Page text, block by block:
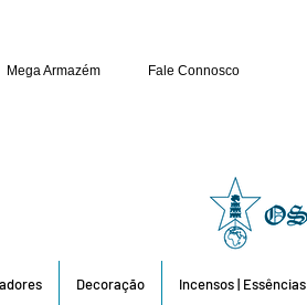
Mega Armazém Fale Connosco
Decoração Incensos | Essências